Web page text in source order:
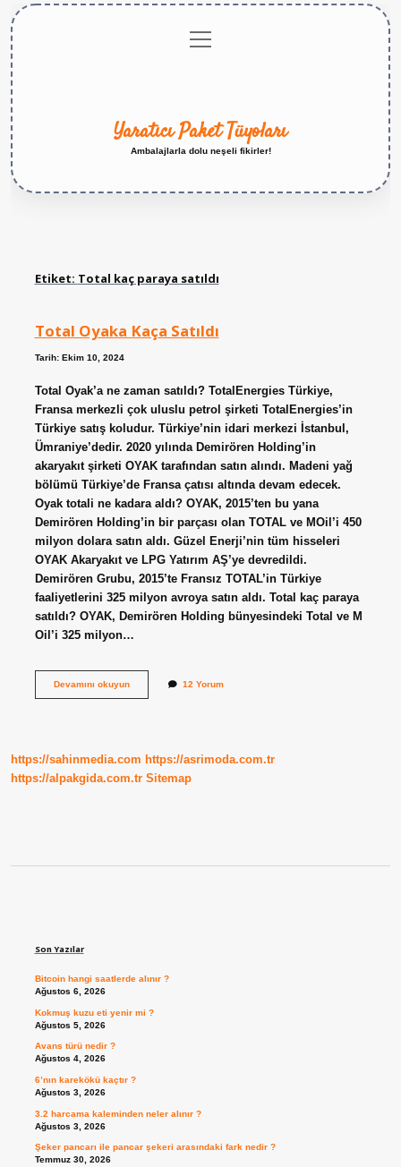
menüyü
aç
Yaratıcı Paket Tüyoları
Ambalajlarla dolu neşeli fikirler!
Etiket: Total kaç paraya satıldı
Total Oyaka Kaça Satıldı
Tarih: Ekim 10, 2024
Total Oyak’a ne zaman satıldı? TotalEnergies Türkiye,
Fransa merkezli çok uluslu petrol şirketi TotalEnergies’in
Türkiye satış koludur. Türkiye’nin idari merkezi İstanbul,
Ümraniye’dedir. 2020 yılında Demirören Holding’in
akaryakıt şirketi OYAK tarafından satın alındı. Madeni yağ
bölümü Türkiye’de Fransa çatısı altında devam edecek.
Oyak totali ne kadara aldı? OYAK, 2015’ten bu yana
Demirören Holding’in bir parçası olan TOTAL ve MOil’i 450
milyon dolara satın aldı. Güzel Enerji’nin tüm hisseleri
OYAK Akaryakıt ve LPG Yatırım AŞ’ye devredildi.
Demirören Grubu, 2015’te Fransız TOTAL’in Türkiye
faaliyetlerini 325 milyon avroya satın aldı. Total kaç paraya
satıldı? OYAK, Demirören Holding bünyesindeki Total ve M
Oil’i 325 milyon…
Devamını okuyunTotal
12 Yorum
https://sahinmedia.com https://asrimoda.com.tr
https://alpakgida.com.tr Sitemap
Son Yazılar
Bitcoin hangi saatlerde alınır ?
Ağustos 6, 2026
Kokmuş kuzu eti yenir mi ?
Ağustos 5, 2026
Avans türü nedir ?
Ağustos 4, 2026
6’nın karekökü kaçtır ?
Ağustos 3, 2026
3.2 harcama kaleminden neler alınır ?
Ağustos 3, 2026
Şeker pancarı ile pancar şekeri arasındaki fark nedir ?
Temmuz 30, 2026